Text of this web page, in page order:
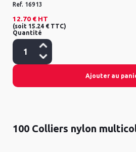
Ref. 16913
12.70 € HT
(soit 15.24 € TTC)
Quantité
Ajouter au
100 Colliers nylon